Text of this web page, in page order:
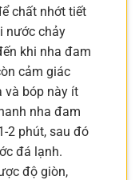
chất nhớt tiết
nước chảy
khi nha đam
cảm giác
và bóp này ít
nha đam
2 phút, sau đó
đá lạnh.
độ giòn,